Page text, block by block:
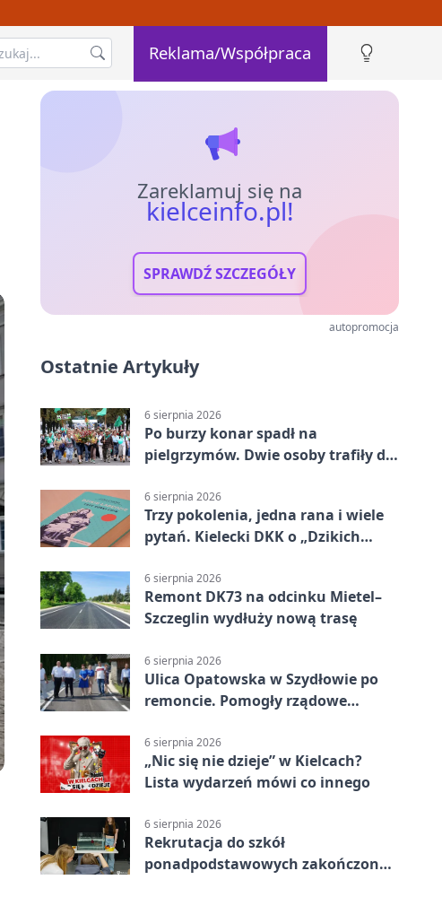
Reklama/Współpraca
Zareklamuj się na
kielceinfo.pl!
SPRAWDŹ SZCZEGÓŁY
autopromocja
Ostatnie Artykuły
6 sierpnia 2026
Po burzy konar spadł na
pielgrzymów. Dwie osoby trafiły do
6 sierpnia 2026
Trzy pokolenia, jedna rana i wiele
pytań. Kielecki DKK o „Dzikich
6 sierpnia 2026
Remont DK73 na odcinku Mietel–
Szczeglin wydłuży nową trasę
6 sierpnia 2026
Ulica Opatowska w Szydłowie po
remoncie. Pomogły rządowe
6 sierpnia 2026
„Nic się nie dzieje” w Kielcach?
Lista wydarzeń mówi co innego
6 sierpnia 2026
Rekrutacja do szkół
ponadpodstawowych zakończona.